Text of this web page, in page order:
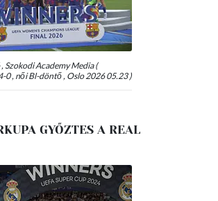
Szokodi Academy Media (
0 , női Bl-döntő , Oslo 2026 05.23 )
GYŐZTES A REAL